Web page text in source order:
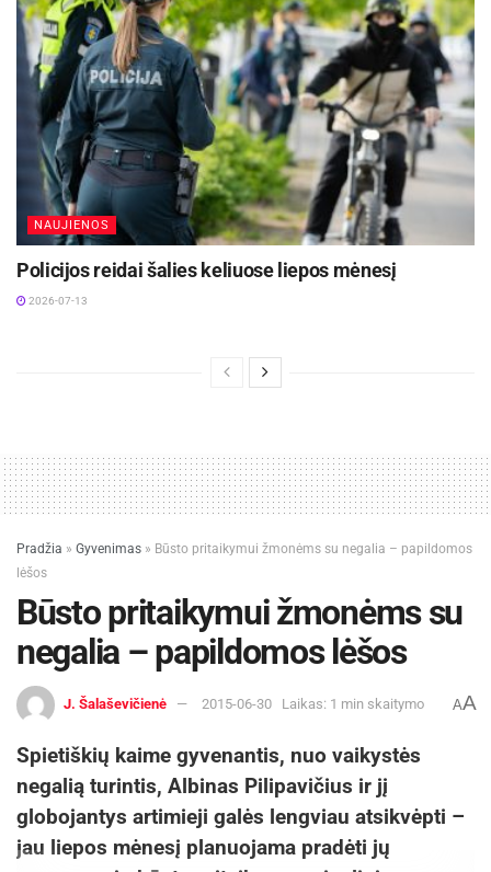
NAUJIENOS
Policijos reidai šalies keliuose liepos mėnesį
2026-07-13
Pradžia » Gyvenimas » Būsto pritaikymui žmonėms su negalia – papildomos
lėšos
Būsto pritaikymui žmonėms su
negalia – papildomos lėšos
J. Šalaševičienė 2015-06-30 Laikas: 1 min skaitymo AA
Spietiškių kaime gyvenantis, nuo vaikystės
negalią turintis, Albinas Pilipavičius ir jį
globojantys artimieji galės lengviau atsikvėpti –
jau liepos mėnesį planuojama pradėti jų